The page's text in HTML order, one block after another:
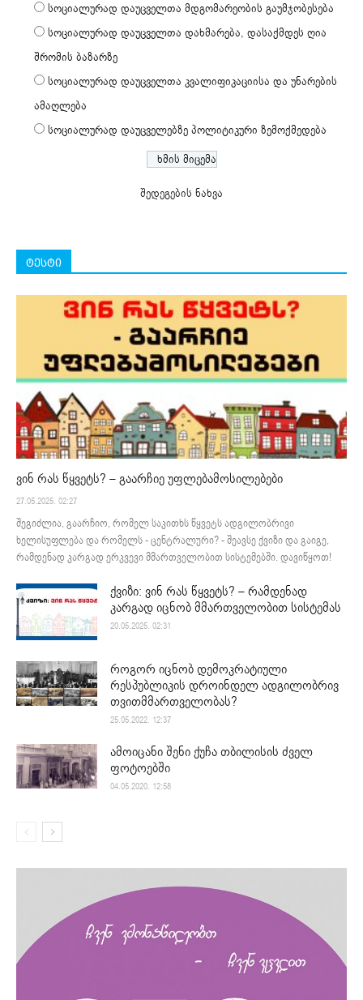
სოციალურად დაუცველთა მდგომარეობის გაუმჯობესება
სოციალურად დაუცველთა დახმარება, დასაქმდეს ღია
შრომის ბაზარზე
სოციალურად დაუცველთა კვალიფიკაციისა და უნარების
ამაღლება
სოციალურად დაუცველებზე პოლიტიკური ზემოქმედება
შედეგების ნახვა
ტესტი
ვინ რას წყვეტს? – გაარჩიე უფლებამოსილებები
27.05.2025. 02:27
შეგიძლია, გაარჩიო, რომელ საკითხს წყვეტს ადგილობრივი
ხელისუფლება და რომელს - ცენტრალური? - შეავსე ქვიზი და გაიგე,
რამდენად კარგად ერკვევი მმართველობით სისტემებში. დავიწყოთ!
ქვიზი: ვინ რას წყვეტს? – რამდენად
კარგად იცნობ მმართველობით სისტემას
20.05.2025. 02:31
როგორ იცნობ დემოკრატიული
რესპუბლიკის დროინდელ ადგილობრივ
თვითმმართველობას?
25.05.2022. 12:37
ამოიცანი შენი ქუჩა თბილისის ძველ
ფოტოებში
04.05.2020. 12:58